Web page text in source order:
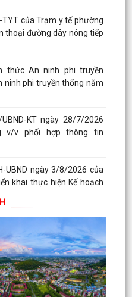
TYT của Trạm y tế phường
thoại đường dây nóng tiếp
thức An ninh phi truyền
ninh phi truyền thống năm
KT ngày 28/7/2026
v/v phối hợp thông tin
UBND ngày 3/8/2026 của
khai thực hiện Kế hoạch
với các hộ dân đang sử
tại tổ dân phố Lãm
DỰ HỘI NGHỊ TRỰC
VỀ TIẾN ĐỘ ĐO ĐẠC, LẬP